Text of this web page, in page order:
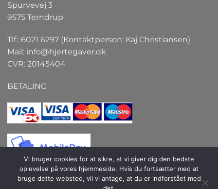
Spurvevej 3
9575 Terndrup
Tlf.: 6021 6297 (Kontaktperson: Kaj Christiansen)
Mail: info@hjertegaver.dk
CVR: 20145404
BETALING
Vi bruger cookies for at sikre, at vi giver dig den bedste
oplevelse på vores hjemmeside. Hvis du fortsætter med at
bruge dette websted, vil vi antage, at du er indforstået med